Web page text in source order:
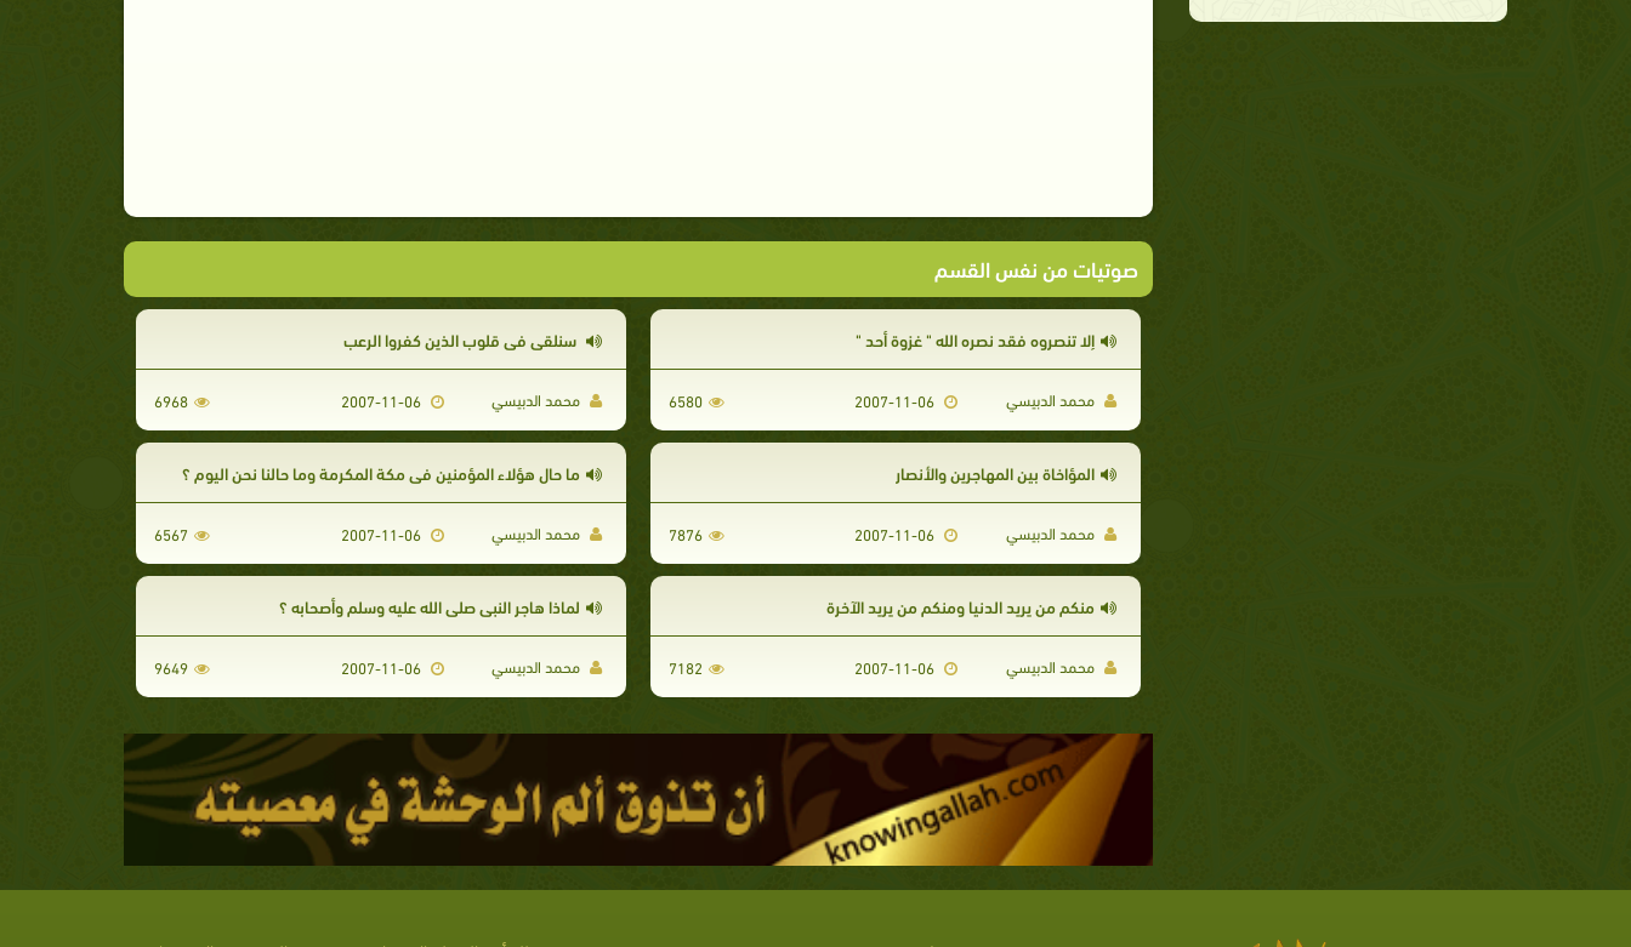
صوتيات من نفس القسم
إلا تنصروه فقد نصره الله " غزوة أحد "
محمد الدبيسي 6580
سنلقي في قلوب الذين كفروا الرعب
محمد الدبيسي 2007-11-06
6968
المؤاخاة بين المهاجرين والأنصار
محمد الدبيسي 7876
ما حال هؤلاء المؤمنين في مكة المكرمة وما حالنا نحن اليوم ؟
محمد الدبيسي 2007-11-06
6567
منكم من يريد الدنيا ومنكم من يريد الآخرة
محمد الدبيسي 7182
لماذا هاجر النبي صلي الله عليه وسلم وأصحابه ؟
محمد الدبيسي 2007-11-06
9649